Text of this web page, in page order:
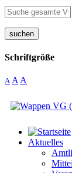
suchen
Schriftgröße
A A A
Aktuelles